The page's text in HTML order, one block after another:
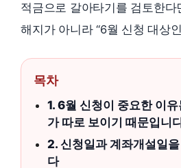
적금으로 갈아타기를 검토한
해지가 아니라 “6월 신청 대상
목차
1. 6월 신청이 중요한 이
가 따로 보이기 때문입니
2. 신청일과 계좌개설일
다